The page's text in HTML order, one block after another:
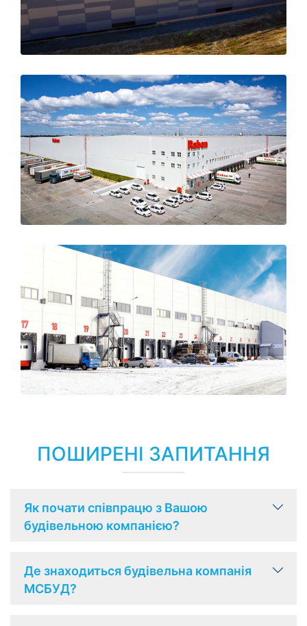
ПОШИРЕНІ ЗАПИТАННЯ
Як почати співпрацю з Вашою
будівельною компанією?
Де знаходиться будівельна компанія
МСБУД?